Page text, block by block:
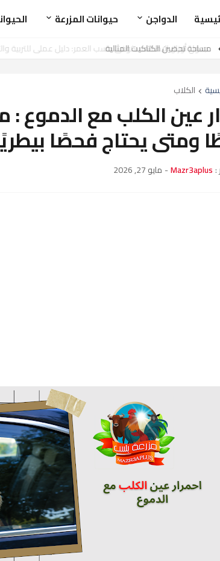
الدواجن حيوانات المزرعة
مساحة تحضين الكتاكيت المثالية
الكلاب
عين الكلب مع الدموع
ومتى يحتاج فحصًا
:
Mazr3aplus
- مايو 27, 2026